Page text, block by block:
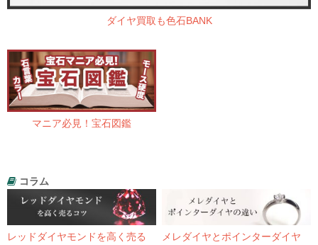
ダイヤ買取も色石BANK
マニア必見！宝石図鑑
コラム
レッドダイヤモンドを高く売る
メレダイヤとポインターダイヤ